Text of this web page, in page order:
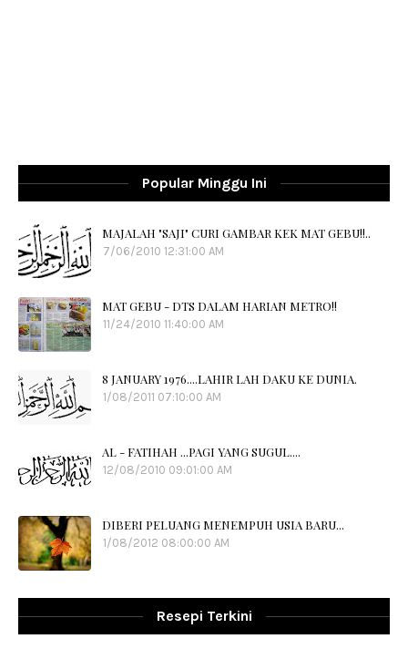
Popular Minggu Ini
MAJALAH "SAJI" CURI GAMBAR KEK MAT GEBU!!..
7/06/2010 12:31:00 AM
MAT GEBU - DTS DALAM HARIAN METRO!!
11/24/2010 11:40:00 AM
8 JANUARY 1976....LAHIR LAH DAKU KE DUNIA.
1/08/2011 07:10:00 AM
AL - FATIHAH ...PAGI YANG SUGUL....
12/08/2010 09:01:00 AM
DIBERI PELUANG MENEMPUH USIA BARU...
1/08/2012 08:00:00 AM
Resepi Terkini